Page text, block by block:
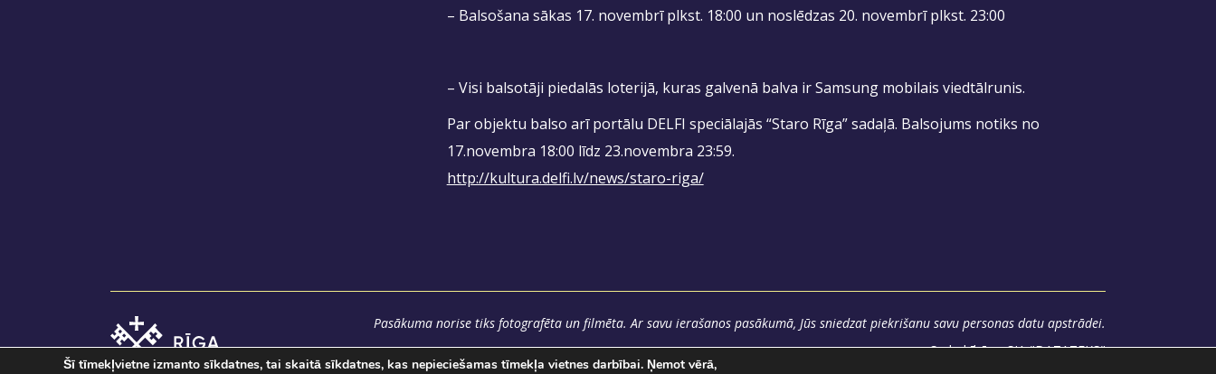
– Balsošana sākas 17. novembrī plkst. 18:00 un noslēdzas 20. novembrī plkst. 23:00
– Visi balsotāji piedalās loterijā, kuras galvenā balva ir Samsung mobilais viedtālrunis.
Par objektu balso arī portālu DELFI speciālajās “Staro Rīga” sadaļā. Balsojums notiks no
17.novembra 18:00 līdz 23.novembra 23:59.
http://kultura.delfi.lv/news/staro-riga/
Pasākuma norise tiks fotografēta un filmēta. Ar savu ierašanos pasākumā, Jūs sniedzat piekrišanu savu personas datu apstrādei.
Sadarbībā arSIA "DATATEKS"
Šī tīmekļvietne izmanto sīkdatnes, tai skaitā sīkdatnes, kas nepieciešamas tīmekļa vietnes darbībai. Ņemot vērā,